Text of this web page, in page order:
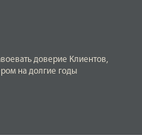
доверие Клиентов,
на долгие годы